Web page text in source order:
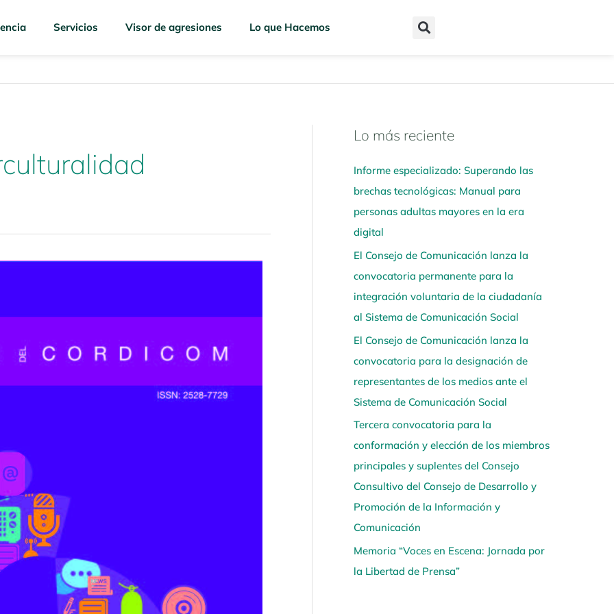
Servicios Visor de agresiones Lo que Hacemos
Lo más reciente
Informe especializado: Superando las
brechas tecnológicas: Manual para
personas adultas mayores en la era
digital
El Consejo de Comunicación lanza la
convocatoria permanente para la
integración voluntaria de la ciudadanía
al Sistema de Comunicación Social
El Consejo de Comunicación lanza la
convocatoria para la designación de
representantes de los medios ante el
Sistema de Comunicación Social
Tercera convocatoria para la
conformación y elección de los miembros
principales y suplentes del Consejo
Consultivo del Consejo de Desarrollo y
Promoción de la Información y
Comunicación
Memoria “Voces en Escena: Jornada por
la Libertad de Prensa”
N
v
e
g
a
a
q
u
í